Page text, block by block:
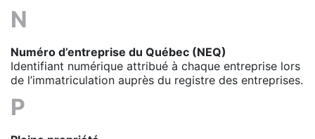
N
Numéro d’entreprise du Québec (NEQ)
Identifiant numérique attribué à chaque entreprise lors
de l’immatriculation auprès du registre des entreprises.
P